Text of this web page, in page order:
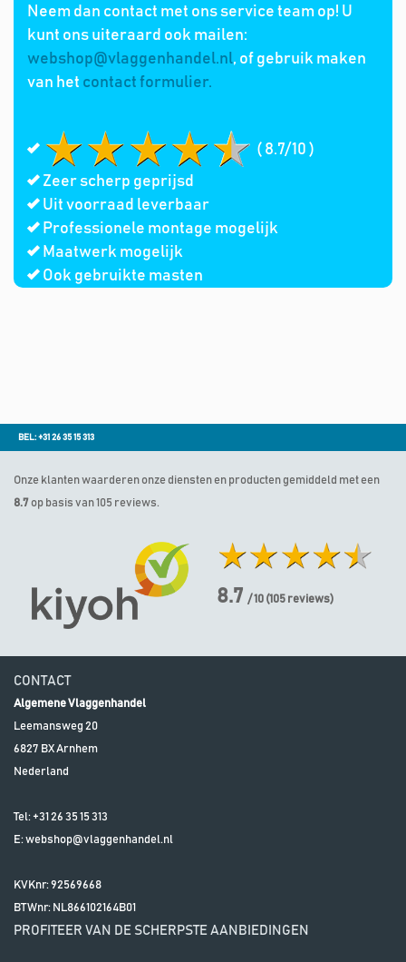
Neem dan contact met ons service team op! U
kunt ons uiteraard ook mailen:
webshop@vlaggenhandel.nl, of gebruik maken
van het contact formulier.
( 8.7/10 )
Zeer scherp geprijsd
Uit voorraad leverbaar
Professionele montage mogelijk
Maatwerk mogelijk
Ook gebruikte masten
BEL: +31 26 35 15 313
Onze klanten waarderen onze diensten en producten gemiddeld met een
8.7 op basis van 105 reviews.
8.7 / 10 (105 reviews)
CONTACT
Algemene Vlaggenhandel
Leemansweg 20
6827 BXArnhem
Nederland
Tel: +31 26 35 15 313
E:webshop@vlaggenhandel.nl
KVKnr: 92569668
BTWnr: NL866102164B01
PROFITEER VAN DE SCHERPSTE AANBIEDINGEN